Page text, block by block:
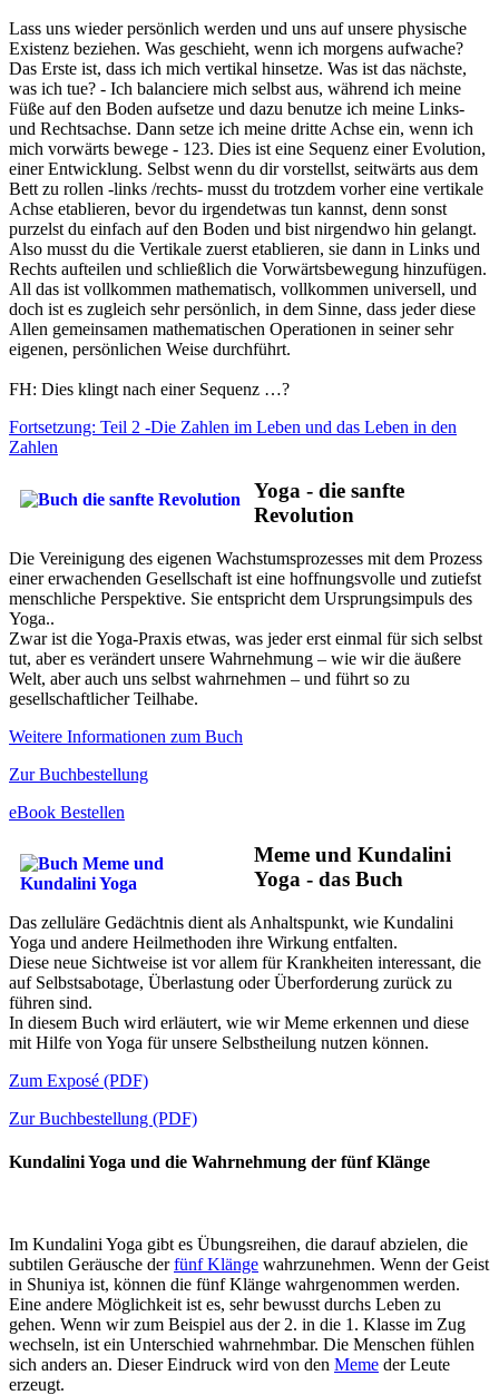
Lass uns wieder persönlich werden und uns auf unsere physische
Existenz beziehen. Was geschieht, wenn ich morgens aufwache?
Das Erste ist, dass ich mich vertikal hinsetze. Was ist das nächste,
was ich tue? - Ich balanciere mich selbst aus, während ich meine
Füße auf den Boden aufsetze und dazu benutze ich meine Links-
und Rechtsachse. Dann setze ich meine dritte Achse ein, wenn ich
mich vorwärts bewege - 123. Dies ist eine Sequenz einer Evolution,
einer Entwicklung. Selbst wenn du dir vorstellst, seitwärts aus dem
Bett zu rollen -links /rechts- musst du trotzdem vorher eine vertikale
Achse etablieren, bevor du irgendetwas tun kannst, denn sonst
purzelst du einfach auf den Boden und bist nirgendwo hin gelangt.
Also musst du die Vertikale zuerst etablieren, sie dann in Links und
Rechts aufteilen und schließlich die Vorwärtsbewegung hinzufügen.
All das ist vollkommen mathematisch, vollkommen universell, und
doch ist es zugleich sehr persönlich, in dem Sinne, dass jeder diese
Allen gemeinsamen mathematischen Operationen in seiner sehr
eigenen, persönlichen Weise durchführt.
FH: Dies klingt nach einer Sequenz …?
Fortsetzung: Teil 2 -Die Zahlen im Leben und das Leben in den
Zahlen
Yoga - die sanfte
Revolution
Die Vereinigung des eigenen Wachstumsprozesses mit dem Prozess
einer erwachenden Gesellschaft ist eine hoffnungsvolle und zutiefst
menschliche Perspektive. Sie entspricht dem Ursprungsimpuls des
Yoga..
Zwar ist die Yoga-Praxis etwas, was jeder erst einmal für sich selbst
tut, aber es verändert unsere Wahrnehmung – wie wir die äußere
Welt, aber auch uns selbst wahrnehmen – und führt so zu
gesellschaftlicher Teilhabe.
Weitere Informationen zum Buch
Zur Buchbestellung
eBook Bestellen
Meme und Kundalini
Yoga - das Buch
Das zelluläre Gedächtnis dient als Anhaltspunkt, wie Kundalini
Yoga und andere Heilmethoden ihre Wirkung entfalten.
Diese neue Sichtweise ist vor allem für Krankheiten interessant, die
auf Selbstsabotage, Überlastung oder Überforderung zurück zu
führen sind.
In diesem Buch wird erläutert, wie wir Meme erkennen und diese
mit Hilfe von Yoga für unsere Selbstheilung nutzen können.
Zum Exposé (PDF)
Zur Buchbestellung (PDF)
Kundalini Yoga und die Wahrnehmung der fünf Klänge
Im Kundalini Yoga gibt es Übungsreihen, die darauf abzielen, die
subtilen Geräusche derfünf Klänge wahrzunehmen. Wenn der Geist
in Shuniya ist, können die fünf Klänge wahrgenommen werden.
Eine andere Möglichkeit ist es, sehr bewusst durchs Leben zu
gehen. Wenn wir zum Beispiel aus der 2. in die 1. Klasse im Zug
wechseln, ist ein Unterschied wahrnehmbar. Die Menschen fühlen
sich anders an. Dieser Eindruck wird von den Meme der Leute
erzeugt.